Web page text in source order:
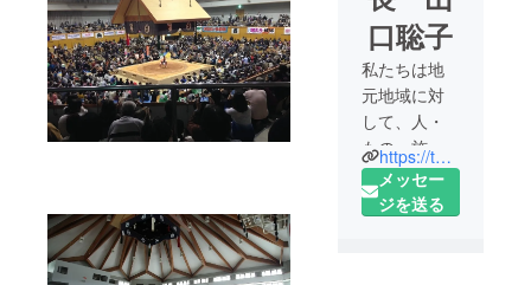
口聡子
私たちは地
元地域に対
して、人・
もの・施設
などの地域
資源を有効
https://twitter.com/shirumirunomura
メッセー
ジを送る